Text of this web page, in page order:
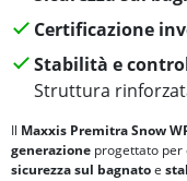
Certificazione
Stabilità e
Struttura
Il Maxxis Premitra Snow
generazione progettato per
sicurezza sul bagnatoe